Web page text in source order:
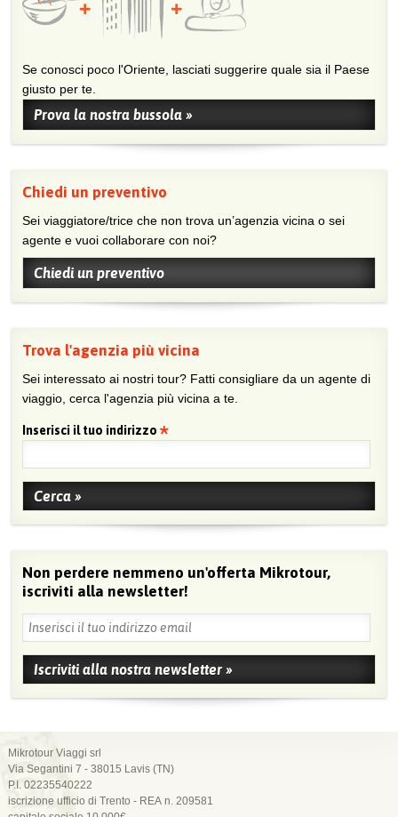
Se conosci poco l'Oriente, lasciati suggerire quale sia il Paese
giusto per te.
Prova la nostra bussola »
Chiedi un preventivo
Sei viaggiatore/trice che non trova un’agenzia vicina o sei
agente e vuoi collaborare con noi?
Chiedi un preventivo
Trova l'agenzia più vicina
Sei interessato ai nostri tour? Fatti consigliare da un agente di
viaggio, cerca l'agenzia più vicina a te.
Inserisci il tuo indirizzo
Non perdere nemmeno un'offerta Mikrotour,
iscriviti alla newsletter!
Mikrotour Viaggi srl
Via Segantini 7 - 38015 Lavis (TN)
P.I. 02235540222
iscrizione ufficio di Trento - REA n. 209581